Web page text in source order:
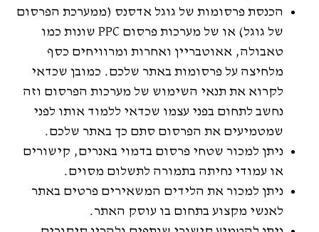
הכנסת פרסומות של גוגל אדסנס (ממערכת הפרסום
של גוגל) או של מערכות פרסום PPC שונות כמו
טאבולה, אאוטבריין ואחרות ומרוויחים כסף
מלחיצה על פרסומות באתר שלכם. כמובן שכדאי
לקרוא את תנאי השימוש של מערכות הפרסום וזה
נחשב לתחום בפני עצמו שכדאי ללמוד אותו לפני
שמטמיעים את הפרסום סתם כך באתר שלכם.
ניתן למכור שטחי פרסום בדמוי באנרים, קישורים
או עמודי נחיתה בתמורה לתשלום מסוים.
ניתן למכור את הלידים המשאירים פרטים באתר
לאנשי מקצוע בתחום בו עוסק האתר.